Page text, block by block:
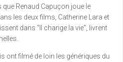
Renaud Capuçon joue le
les deux films, Catherine Lara et
dans “Il change la vie”, livrent
ont filmé de loin les génériques du